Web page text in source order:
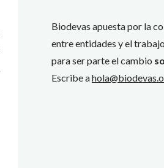
Biodevas apuesta por la
entre entidades y el
para ser parte el cambio
Escribe a